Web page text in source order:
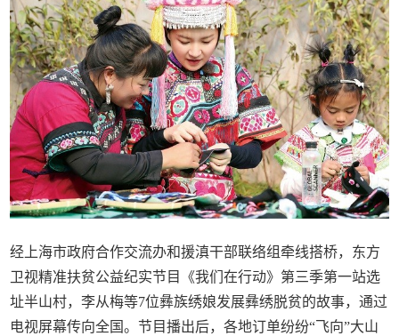
经上海市政府合作交流办和援滇干部联络组牵线搭桥，东方
卫视精准扶贫公益纪实节目《我们在行动》第三季第一站选
址半山村，李从梅等7位彝族绣娘发展彝绣脱贫的故事，通过
电视屏幕传向全国。节目播出后，各地订单纷纷“飞向”大山